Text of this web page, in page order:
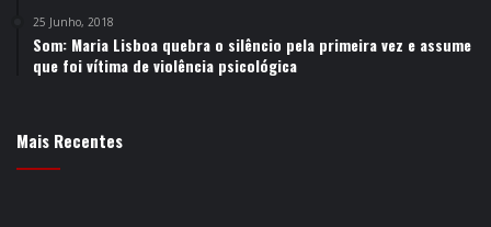
25 Junho, 2018
Som: Maria Lisboa quebra o silêncio pela primeira vez e assume
que foi vítima de violência psicológica
Mais Recentes